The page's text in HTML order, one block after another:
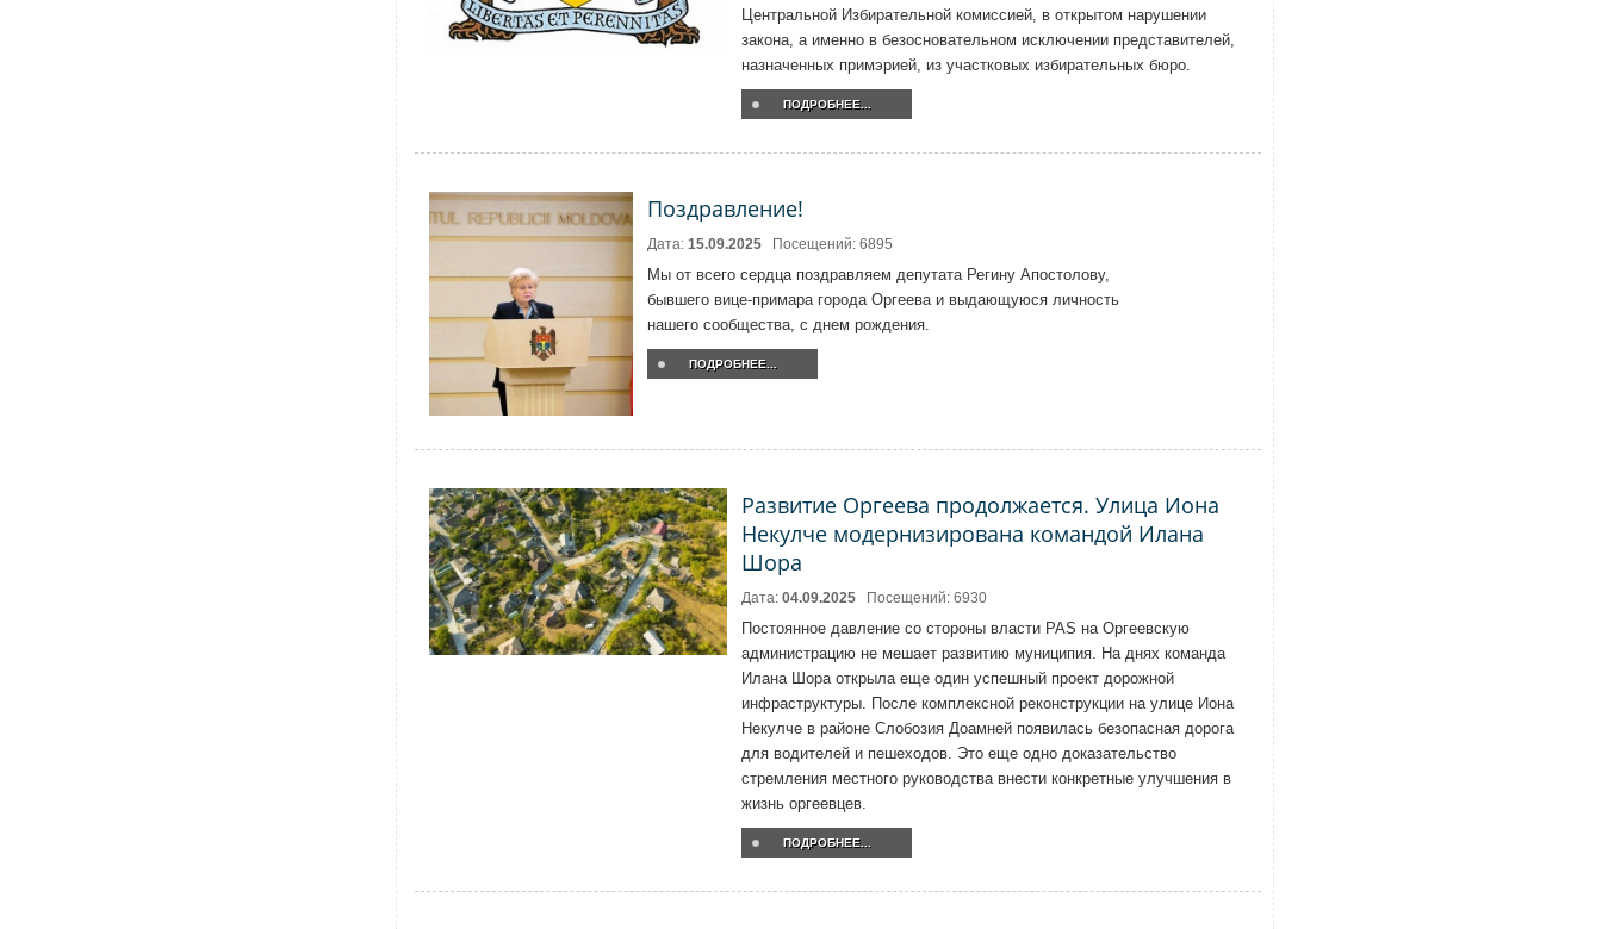
Центральной Избирательной комиссией, в открытом нарушении
закона, а именно в безосновательном исключении представителей,
назначенных примэрией, из участковых избирательных бюро.
ПОДРОБНЕЕ...
Поздравление!
Дата:15.09.2025 Посещений: 6895
Мы от всего сердца поздравляем депутата Регину Апостолову,
бывшего вице-примара города Оргеева и выдающуюся личность
нашего сообщества, с днем рождения.
ПОДРОБНЕЕ...
Развитие Оргеева продолжается. Улица Иона
Некулче модернизирована командой Илана
Шора
Дата: 04.09.2025 Посещений: 6930
Постоянное давление со стороны власти PAS на Оргеевскую
администрацию не мешает развитию муниципия. На днях команда
Илана Шора открыла еще один успешный проект дорожной
инфраструктуры. После комплексной реконструкции на улице Иона
Некулче в районе Слобозия Доамней появилась безопасная дорога
для водителей и пешеходов. Это еще одно доказательство
стремления местного руководства внести конкретные улучшения в
жизнь оргеевцев.
ПОДРОБНЕЕ...